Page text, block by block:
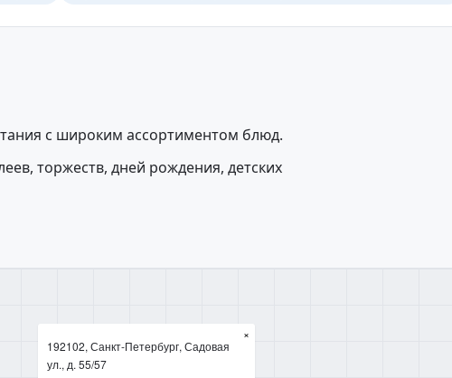
с широким ассортиментом блюд.
торжеств, дней рождения, детских
192102, Санкт-Петербург, Садовая
ул., д. 55/57
×